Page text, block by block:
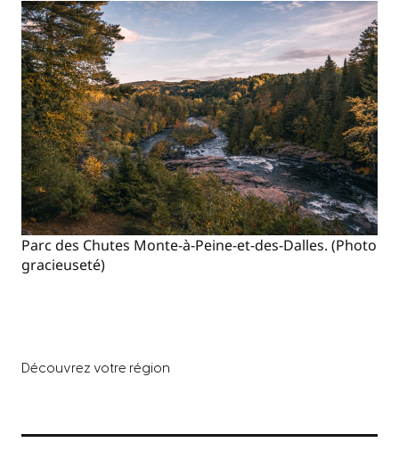
Parc des Chutes Monte-à-Peine-et-des-Dalles. (Photo
gracieuseté)
Découvrez votre région